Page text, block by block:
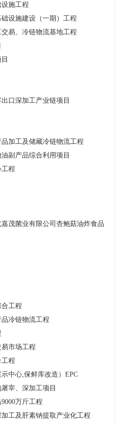
施工程
设施建设（一期）工程
易、冷链物流基地工程
口深加工产业链项目
加工及储藏冷链物流工程
副产品综合利用项目
程
茂菌业有限公司杏鲍菇油炸食品
工程
冷链物流工程
市场工程
程
中心,保鲜库改造）EPC
宰、深加工项目
万斤工程
工及肝素钠提取产业化工程